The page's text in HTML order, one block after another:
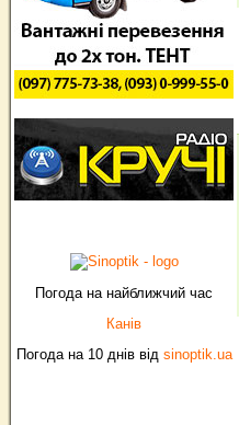
Погода на найближчий час
Канів
Погода на 10 днів від sinoptik.ua